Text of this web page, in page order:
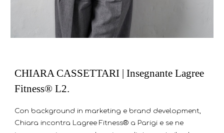
CHIARA CASSETTARI | Insegnante Lagree
Fitness® L2.
Con background in marketing e brand development,
Chiara incontra Lagree Fitness® a Parigi e se ne